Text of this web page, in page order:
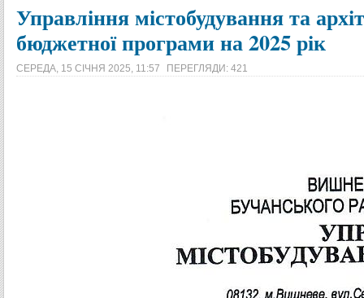
Управління містобудування та
бюджетної програми на 2025 рік
СЕРЕДА, 15 СІЧНЯ 2025, 11:57 ПЕРЕГЛЯДИ: 421